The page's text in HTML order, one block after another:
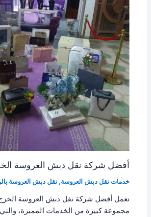
أفضل شركة نقل دبش العروسة
خدمات نقل دبش العروسة, نقل دبش العروسة
تعمل أفضل شركة نقل دبش العروسة
مجموعة كبيرة من الخدمات المميزة،